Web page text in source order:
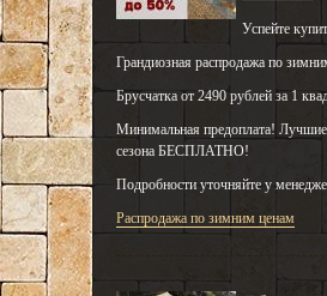
Успейте
Грандиозная распродажа по
Брусчатка от 2490 рублей за 1
Минимальная предоплата!
сезона БЕСПЛАТНО!
Подробности уточняйте у
Распродажа по зимним ценам